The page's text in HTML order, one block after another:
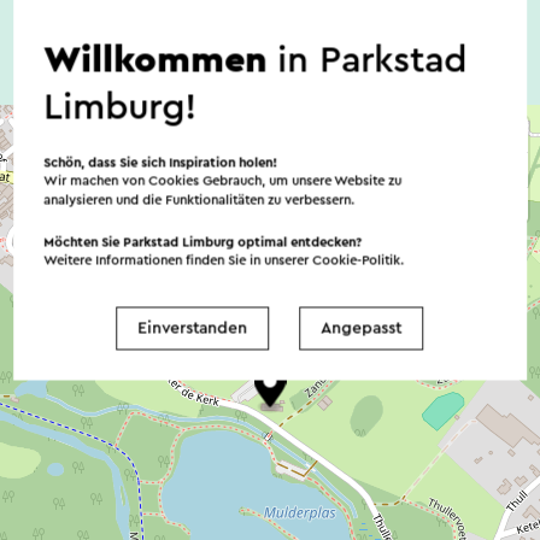
tolle Gelegenheit, mal reinzuschauen.
Dieser Text wurde mit Hilfe eines Online-
Übersetzungsdienstes automatisch übersetzt.
Willkommen in Parkstad
Limburg!
Schön, dass Sie sich Inspiration holen!
Wir machen von Cookies Gebrauch, um unsere Website zu
analysieren und die Funktionalitäten zu verbessern.
Möchten Sie Parkstad Limburg optimal entdecken?
Weitere Informationen finden Sie in unsererCookie-Politik.
Einverstanden Angepasst